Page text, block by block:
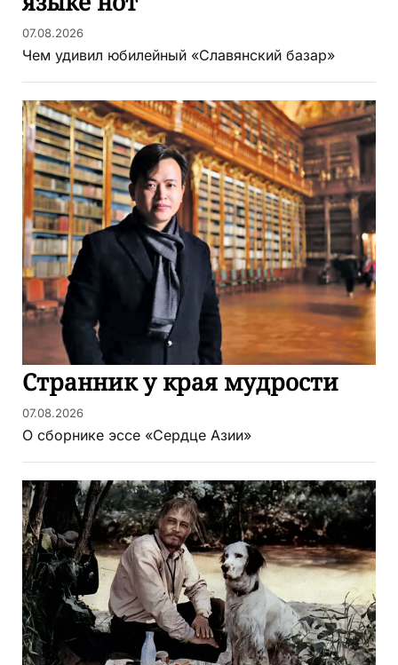
07.08.2026
Чем удивил юбилейный «Славянский базар»
Странник у края мудрости
07.08.2026
О сборнике эссе «Сердце Азии»